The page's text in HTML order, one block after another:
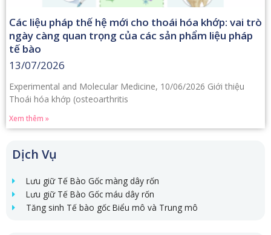
Dịch Vụ
Lưu giữ Tế Bào Gốc màng dây rốn
Lưu giữ Tế Bào Gốc máu dây rốn
Tăng sinh Tế bào gốc Biểu mô và Trung mô
Các liệu pháp thế hệ mới cho thoái hóa khớp: vai trò
ngày càng quan trọng của các sản phẩm liệu pháp
tế bào
13/07/2026
Experimental and Molecular Medicine, 10/06/2026 Giới thiệu
Thoái hóa khớp (osteoarthritis
Xem thêm »